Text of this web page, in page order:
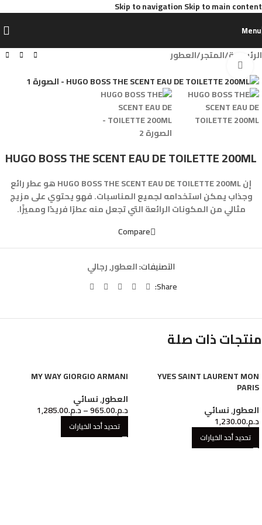
Skip to navigationSkip to main content
Menu
الرئيسية/المتجر/العطور
HUGO BOSS THE SCENT EAU DE TOILETTE 200ML
إن HUGO BOSS THE SCENT EAU DE TOILETTE 200ML هو عطر رائع
وجذاب يمكن استخدامه لجميع المناسبات. فهو يحتوي على مزيج
مثالي من المكونات الرائعة التي تجعل منه عطرًا فريدًا ومميزًا.
Compare
التصنيفات:العطور,رجالي
Share:
منتجات ذات صلة
YVES SAINT LAURENT MON
PARIS
العطور,نسائي
د.م.1,230.00
تحديد أحد الخيارات
MY WAY GIORGIO ARMANI
العطور,نسائي
د.م.965.00
–د.م.1,285.00
تحديد أحد الخيارات